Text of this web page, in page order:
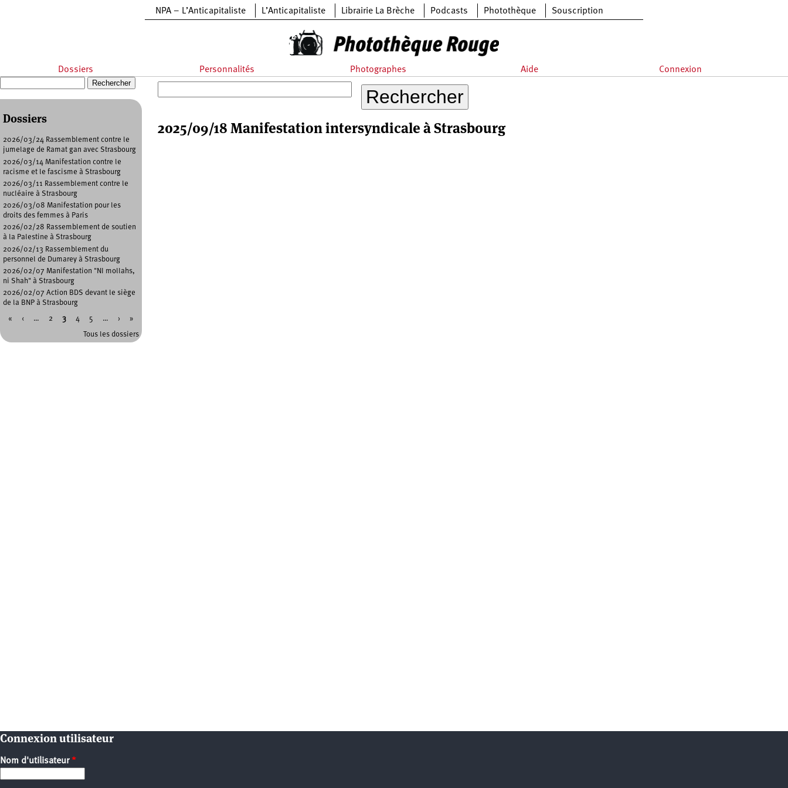
NPA – L’Anticapitaliste L’Anticapitaliste Librairie La Brèche Podcasts Photothèque Souscription
Dossiers Personnalités Photographes Aide Connexion
2025/09/18 Manifestation intersyndicale à Strasbourg
Formulaire de recherche
Dossiers
2026/03/24 Rassemblement contre le
jumelage de Ramat gan avec Strasbourg
2026/03/14 Manifestation contre le
racisme et le fascisme à Strasbourg
2026/03/11 Rassemblement contre le
nucléaire à Strasbourg
2026/03/08 Manifestation pour les
droits des femmes à Paris
2026/02/28 Rassemblement de soutien
à la Palestine à Strasbourg
2026/02/13 Rassemblement du
personnel de Dumarey à Strasbourg
2026/02/07 Manifestation "NI mollahs,
ni Shah" à Strasbourg
2026/02/07 Action BDS devant le siège
de la BNP à Strasbourg
« ‹ … 2 3 4 5 … › »
Tous les dossiers
Connexion utilisateur
Nom d'utilisateur*